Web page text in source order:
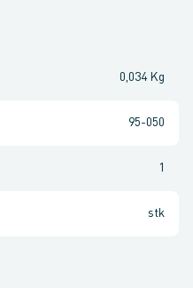
0,034 Kg
95-050
1
stk